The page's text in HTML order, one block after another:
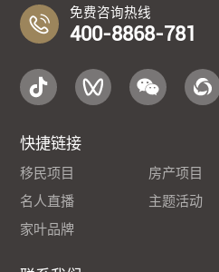
免费咨询热线
400-8868-781
快捷链接
移民项目 房产项目
名人直播
主题活动
家叶品牌